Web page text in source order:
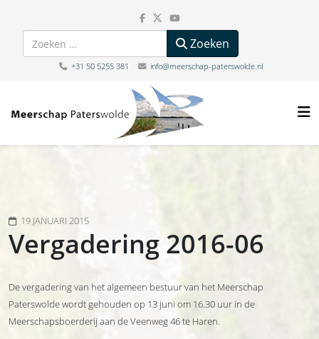
Zoeken Zoeken
+31 50 5255 381 info@meerschap-paterswolde.nl
19 JANUARI 2015
Vergadering 2016-06
De vergadering van het algemeen bestuur van het Meerschap
Paterswolde wordt gehouden op 13 juni om 16.30 uur in de
Meerschapsboerderij aan de Veenweg 46 te Haren.